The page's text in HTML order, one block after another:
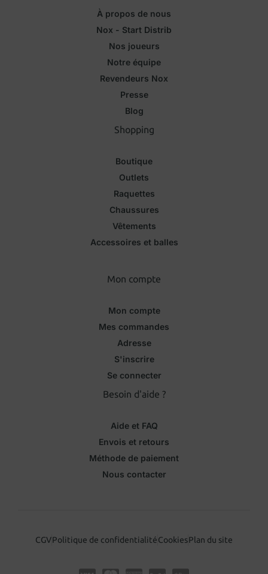
À propos de nous
Nox - Start Distrib
Nos joueurs
Notre équipe
Revendeurs Nox
Presse
Blog
Shopping
Boutique
Outlets
Raquettes
Chaussures
Vêtements
Accessoires et balles
Mon compte
Mon compte
Mes commandes
Adresse
S'inscrire
Se connecter
Besoin d'aide ?
Aide et FAQ
Envois et retours
Méthode de paiement
Nous contacter
CGVPolitique de confidentialitéCookiesPlan du site